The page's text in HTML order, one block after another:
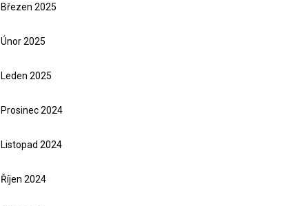
Březen 2025
Únor 2025
Leden 2025
Prosinec 2024
Listopad 2024
Říjen 2024